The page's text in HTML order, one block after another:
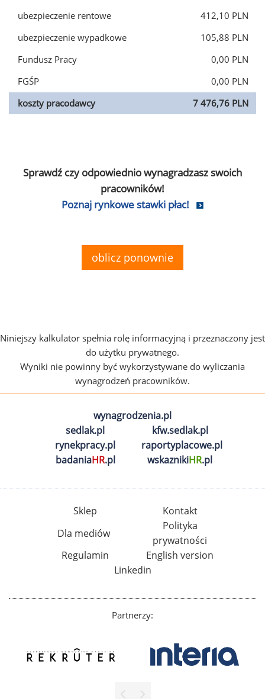
ubezpieczenie rentowe
412,10 PLN
ubezpieczenie wypadkowe
105,88 PLN
Fundusz Pracy
0,00 PLN
FGŚP
0,00 PLN
koszty pracodawcy
7 476,76 PLN
Sprawdź czy odpowiednio wynagradzasz swoich
pracowników!
Poznaj rynkowe stawki płac!
oblicz ponownie
Niniejszy kalkulator spełnia rolę informacyjną i przeznaczony jest
do użytku prywatnego.
Wyniki nie powinny być wykorzystywane do wyliczania
wynagrodzeń pracowników.
wynagrodzenia.pl
sedlak.pl
kfw.sedlak.pl
rynekpracy.pl
raportyplacowe.pl
badaniaHR.pl wskaznikiHR.pl
Sklep
Kontakt
Dla mediów
Polityka
prywatności
Regulamin
English version
Linkedin
Partnerzy: